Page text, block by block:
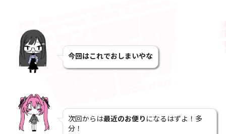
今回はこれでおしまいやな
次回からは最近のお便り になるはずよ！多
分！